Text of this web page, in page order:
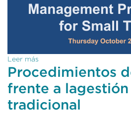
Leer más
Procedimientos
frente a
tradicional